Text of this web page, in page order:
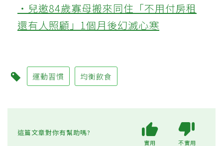
‧兒邀84歲寡母搬來同住「不用付房租
還有人照顧」1個月後幻滅心寒
運動習慣 均衡飲食
這篇文章對你有幫助嗎?
實用 不實用